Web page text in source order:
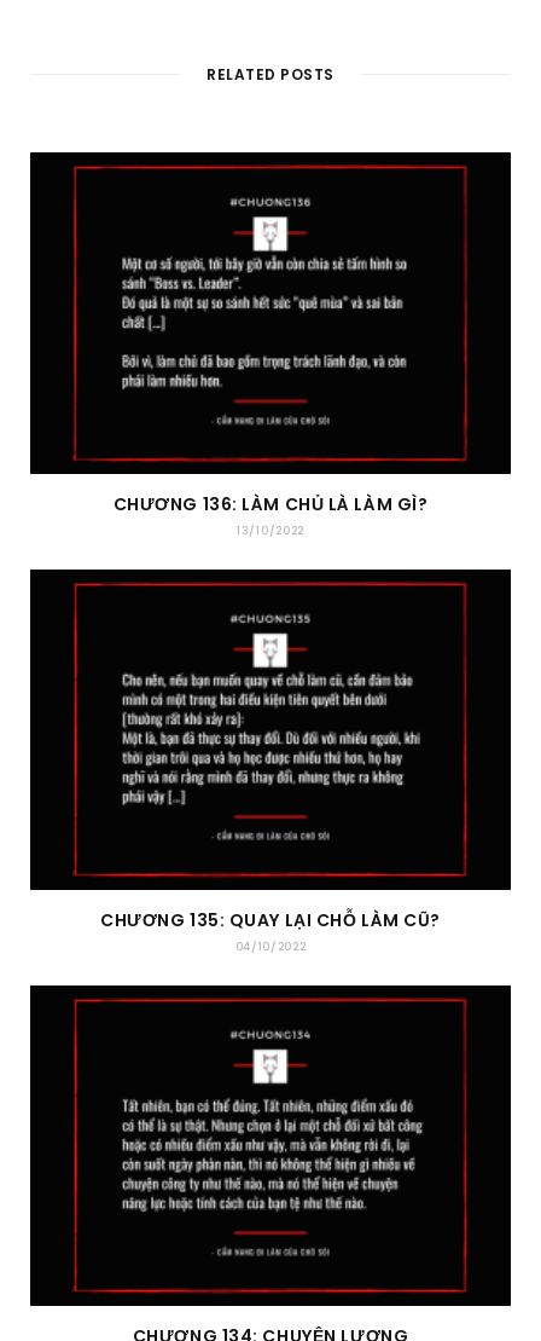
RELATED POSTS
CHƯƠNG 136: LÀM CHỦ LÀ LÀM GÌ?
13/10/2022
CHƯƠNG 135: QUAY LẠI CHỖ LÀM CŨ?
04/10/2022